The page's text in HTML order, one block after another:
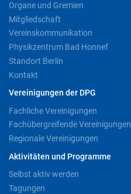
Organe und Gremien
Mitgliedschaft
Vereinskommunikation
Physikzentrum Bad Honnef
Standort Berlin
Kontakt
Vereinigungen der DPG
Fachliche Vereinigungen
Fachübergreifende Vereinigungen
Regionale Vereinigungen
Aktivitäten und Programme
Selbst aktiv werden
Tagungen